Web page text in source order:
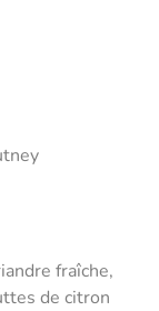
fraîche,
de citron